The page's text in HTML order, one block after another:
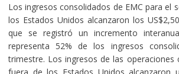
Los ingresos consolidados de EMC para el
los Estados Unidos alcanzaron los
que se registró un incremento
representa 52% de los ingresos
trimestre. Los ingresos de las operaciones